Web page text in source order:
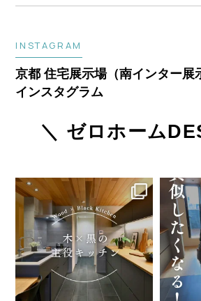
INSTAGRAM
京都 住宅展示場（南インター展
インスタグラム
＼ ゼロホーム
｢木×黒の主役キッチン」
～ デザインも性能もこだわれる、ゼ
ロホームの家づくり ～...
80 0
「真似し
～ デザイ
ロ